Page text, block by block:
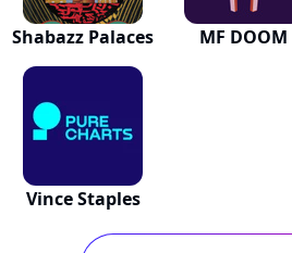
Shabazz Palaces MF DOOM
Vince Staples